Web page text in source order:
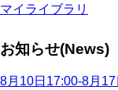
マイライブラリ
お知らせ(News)
8月10日17:00-8月